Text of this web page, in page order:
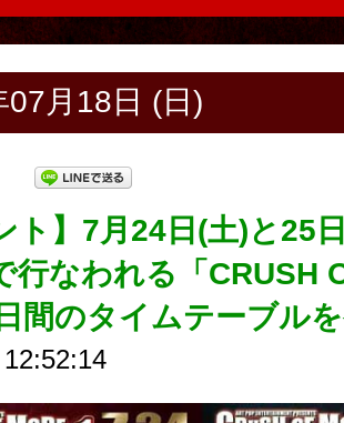
07月18日 (日)
ト】7月24日(土)と25
行なわれる「CRUSH
間のタイムテーブル